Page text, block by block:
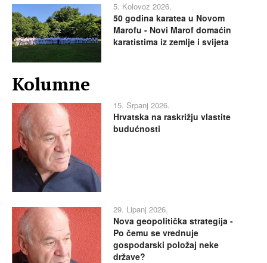
5. Kolovoz 2026.
50 godina karatea u Novom
Marofu - Novi Marof domaćin
karatistima iz zemlje i svijeta
Kolumne
15. Srpanj 2026.
Hrvatska na raskrižju vlastite
budućnosti
29. Lipanj 2026.
Nova geopolitička strategija -
Po čemu se vrednuje
gospodarski položaj neke
države?